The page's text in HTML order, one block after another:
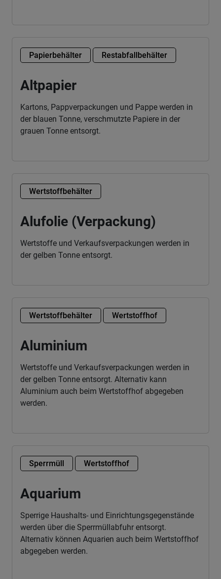
Papierbehälter Restabfallbehälter
Altpapier
Kartons, Pappverpackungen und Pappe werden in
der blauen Tonne, verschmutzte Papiere in der
grauen Tonne entsorgt.
Wertstoffbehälter
Alufolie (Verpackung)
Wertstoffe und Verkaufsverpackungen werden in
der gelben Tonne entsorgt.
Wertstoffbehälter Wertstoffhof
Aluminium
Wertstoffe und Verkaufsverpackungen werden in
der gelben Tonne entsorgt. Alternativ kann
Aluminium auch beim Wertstoffhof abgegeben
werden.
Sperrmüll Wertstoffhof
Aquarium
Sperrige Haushalts- und Einrichtungsgegenstände
werden über die Sperrmüllabfuhr entsorgt.
Alternativ können Aquarien auch beim Wertstoffhof
abgegeben werden.